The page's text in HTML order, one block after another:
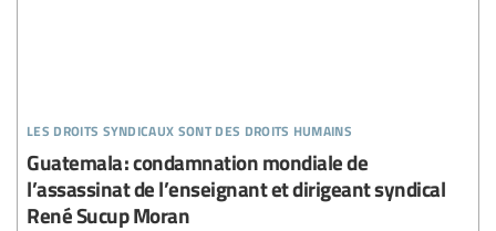
les droits syndicaux sont des droits humains
Guatemala : condamnation mondiale de
l’assassinat de l’enseignant et dirigeant syndical
René Sucup Moran